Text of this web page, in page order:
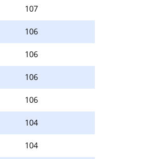
107
106
106
106
106
104
104